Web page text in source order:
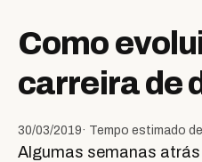
Como
carreira de
30/03/2019· Tempo estimado
Algumas semanas